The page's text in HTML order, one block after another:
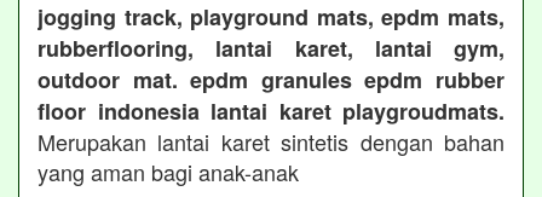
jogging track, playground mats, epdm mats,
rubberflooring, lantai karet, lantai gym,
outdoor mat. epdm granules epdm rubber
floor indonesia lantai karet playgroudmats.
Merupakan lantai karet sintetis dengan bahan
yang aman bagi anak-anak